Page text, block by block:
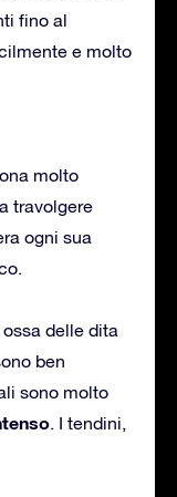
fino al
e molto
molto
travolgere
ogni sua
delle dita
ben
sono molto
. I tendini,